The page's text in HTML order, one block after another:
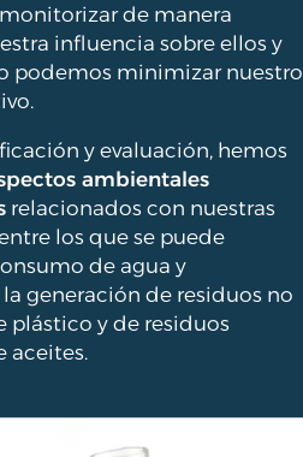
monitorizar de manera
influencia sobre ellos y
podemos minimizar nuestro
y evaluación, hemos
ambientales
relacionados con nuestras
los que se puede
de agua y
generación de residuos no
plástico y de residuos
aceites.